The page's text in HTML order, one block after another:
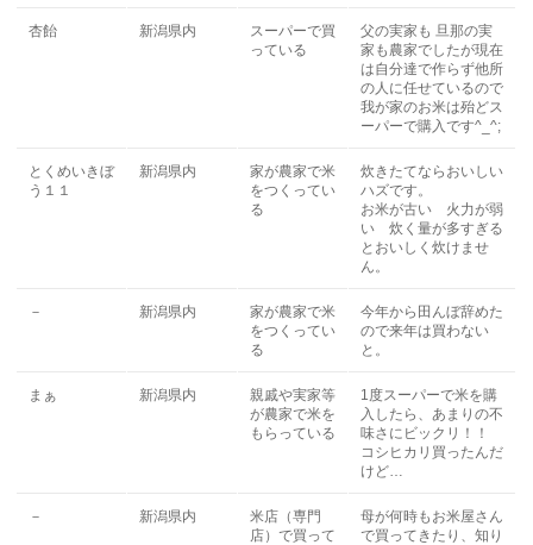
杏飴 新潟県内
スーパーで買
っている
父の実家も 旦那の実
家も農家でしたが現在
は自分達で作らず他所
の人に任せているので
我が家のお米は殆どス
ーパーで購入です^_^;
とくめいきぼ
う１１
新潟県内
家が農家で米
をつくってい
る
炊きたてならおいしい
ハズです。
お米が古い 火力が弱
い 炊く量が多すぎる
とおいしく炊けませ
ん。
－ 新潟県内
家が農家で米
をつくってい
る
今年から田んぼ辞めた
ので来年は買わない
と。
まぁ 新潟県内
親戚や実家等
が農家で米を
もらっている
1度スーパーで米を購
入したら、あまりの不
味さにビックリ！！
コシヒカリ買ったんだ
けど…
－ 新潟県内
米店（専門
店）で買って
母が何時もお米屋さん
で買ってきたり、知り